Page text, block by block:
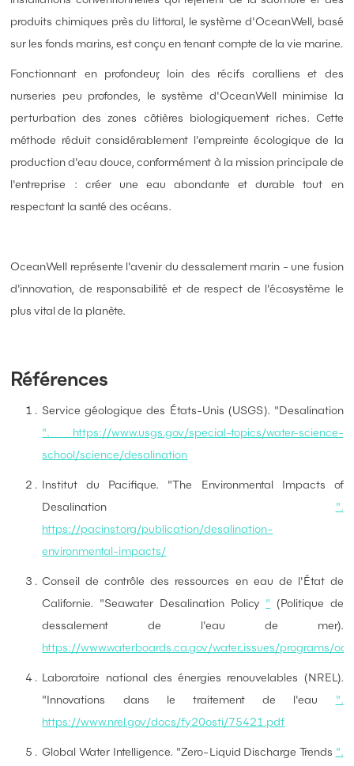
produits chimiques près du littoral, le système d'OceanWell, basé
sur les fonds marins, est conçu en tenant compte de la vie marine.
Fonctionnant en profondeur, loin des récifs coralliens et des
nurseries peu profondes, le système d'OceanWell minimise la
perturbation des zones côtières biologiquement riches. Cette
méthode réduit considérablement l'empreinte écologique de la
production d'eau douce, conformément à la mission principale de
l'entreprise : créer une eau abondante et durable tout en
respectant la santé des océans.
OceanWell représente l'avenir du dessalement marin - une fusion
d'innovation, de responsabilité et de respect de l'écosystème le
plus vital de la planète.
Références
Service géologique des États-Unis (USGS). "Desalination
". https://www.usgs.gov/special-topics/water-science-
school/science/desalination
Institut du Pacifique. "The Environmental Impacts of
Desalination ".
https://pacinst.org/publication/desalination-
environmental-impacts/
Conseil de contrôle des ressources en eau de l'État de
Californie. "Seawater Desalination Policy " (Politique de
dessalement de l'eau de mer).
https://www.waterboards.ca.gov/water_issues/programs/
Laboratoire national des énergies renouvelables (NREL).
"Innovations dans le traitement de l'eau ".
https://www.nrel.gov/docs/fy20osti/75421.pdf
Global Water Intelligence. "Zero-Liquid Discharge Trends ".